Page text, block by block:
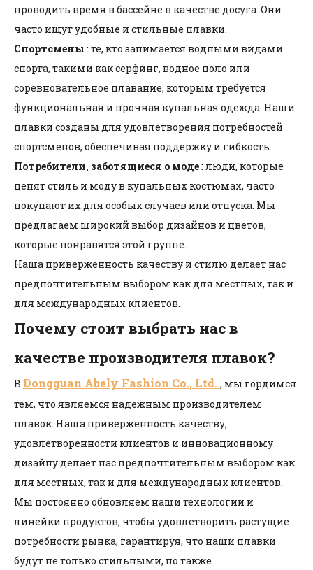
проводить время в бассейне в качестве досуга. Они
часто ищут удобные и стильные плавки.
Спортсмены : те, кто занимается водными видами
спорта, такими как серфинг, водное поло или
соревновательное плавание, которым требуется
функциональная и прочная купальная одежда. Наши
плавки созданы для удовлетворения потребностей
спортсменов, обеспечивая поддержку и гибкость.
Потребители, заботящиеся о моде: люди, которые
ценят стиль и моду в купальных костюмах, часто
покупают их для особых случаев или отпуска. Мы
предлагаем широкий выбор дизайнов и цветов,
которые понравятся этой группе.
Наша приверженность качеству и стилю делает нас
предпочтительным выбором как для местных, так и
для международных клиентов.
Почему стоит выбрать нас в
качестве производителя плавок?
В Dongguan Abely Fashion Co., Ltd. , мы гордимся
тем, что являемся надежным производителем
плавок. Наша приверженность качеству,
удовлетворенности клиентов и инновационному
дизайну делает нас предпочтительным выбором как
для местных, так и для международных клиентов.
Мы постоянно обновляем наши технологии и
линейки продуктов, чтобы удовлетворить растущие
потребности рынка, гарантируя, что наши плавки
будут не только стильными, но также